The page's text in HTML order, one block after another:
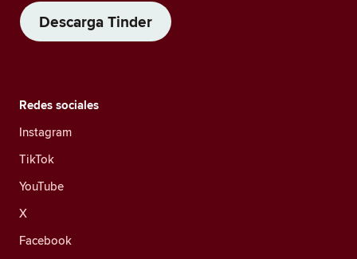
Descarga Tinder
Redes sociales
Instagram
TikTok
YouTube
X
Facebook